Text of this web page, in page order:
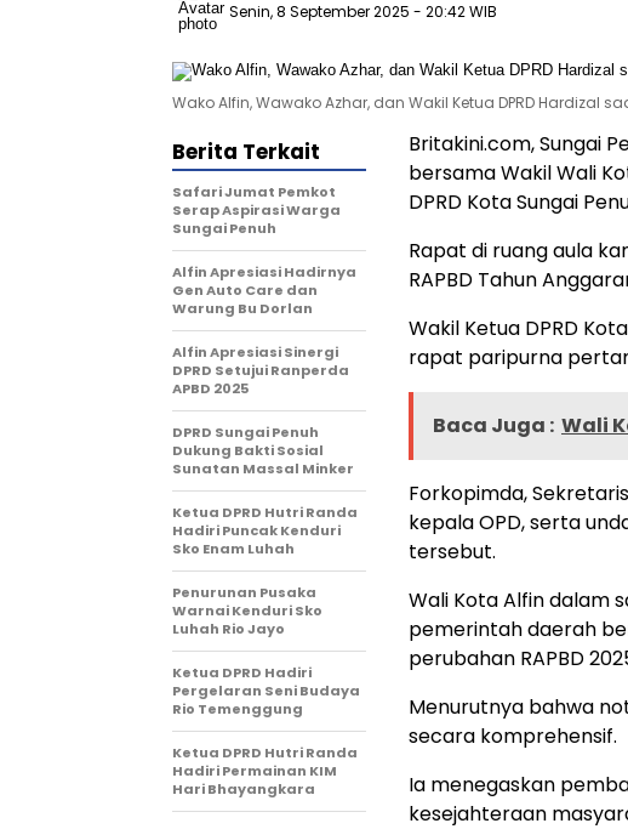
Senin, 8 September 2025 - 20:42 WIB
Wako Alfin, Wawako Azhar, dan Wakil Ketua DPRD Hardizal
Britakini.com, Sungai
bersama Wakil Wali
DPRD Kota Sungai
Rapat di ruang aula
RAPBD Tahun
Wakil Ketua DPRD
rapat paripurna
Baca Juga : Wali
Forkopimda,
kepala OPD, serta
tersebut.
Wali Kota Alfin dalam
pemerintah daerah
perubahan RAPBD
Menurutnya bahwa
secara komprehensif.
Ia menegaskan
kesejahteraan
Berita Terkait
Safari Jumat Pemkot
Serap Aspirasi Warga
Sungai Penuh
Alfin Apresiasi Hadirnya
Gen Auto Care dan
Warung Bu Dorlan
Alfin Apresiasi Sinergi
DPRD Setujui Ranperda
APBD 2025
DPRD Sungai Penuh
Dukung Bakti Sosial
Sunatan Massal Minker
Ketua DPRD Hutri Randa
Hadiri Puncak Kenduri
Sko Enam Luhah
Penurunan Pusaka
Warnai Kenduri Sko
Luhah Rio Jayo
Ketua DPRD Hadiri
Pergelaran Seni Budaya
Rio Temenggung
Ketua DPRD Hutri Randa
Hadiri Permainan KIM
Hari Bhayangkara